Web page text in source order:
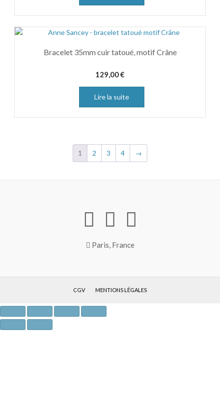
Bracelet 35mm cuir tatoué, motif Crâne
129,00€
Lire la suite
1 2 3 4 →
Paris, France
CGV MENTIONS LÉGALES